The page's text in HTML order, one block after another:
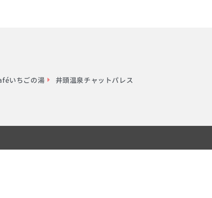
いちごの湯
井頭温泉チャットパレス